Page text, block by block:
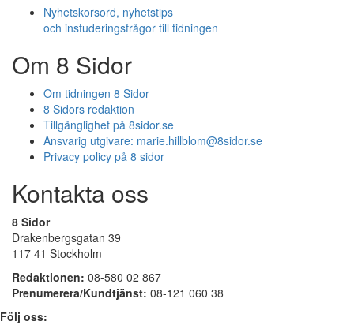
Nyhetskorsord, nyhetstips
och instuderingsfrågor till tidningen
Om 8 Sidor
Om tidningen 8 Sidor
8 Sidors redaktion
Tillgänglighet på 8sidor.se
Ansvarig utgivare: marie.hillblom@8sidor.se
Privacy policy på 8 sidor
Kontakta oss
8 Sidor
Drakenbergsgatan 39
117 41 Stockholm
Redaktionen: 08-580 02 867
Prenumerera/Kundtjänst: 08-121 060 38
Följ oss: